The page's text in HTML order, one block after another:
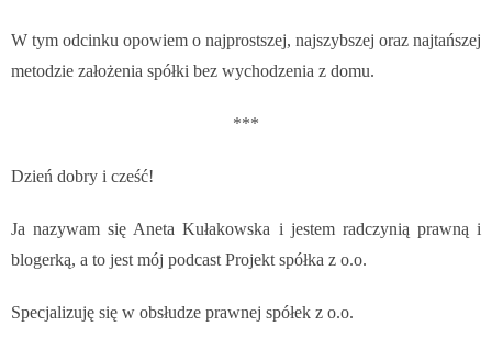
W tym odcinku opowiem o najprostszej, najszybszej oraz najtańszej
metodzie założenia spółki bez wychodzenia z domu.
***
Dzień dobry i cześć!
Ja nazywam się Aneta Kułakowska i jestem radczynią prawną i
blogerką, a to jest mój podcast Projekt spółka z o.o.
Specjalizuję się w obsłudze prawnej spółek z o.o.